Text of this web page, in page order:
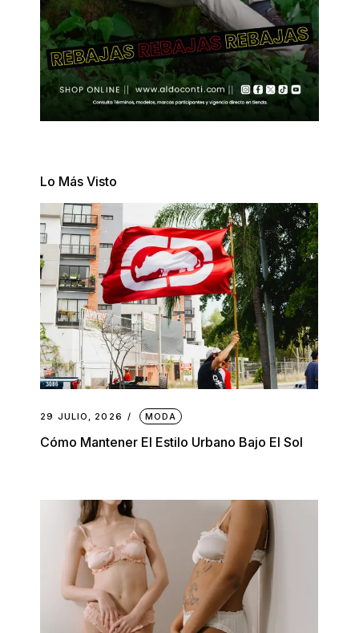
Lo Más Visto
29 JULIO, 2026 MODA
Cómo Mantener El Estilo Urbano Bajo El Sol